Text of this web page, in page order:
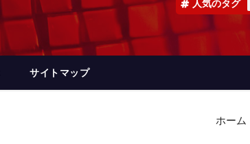
人気のタグ
サイトマップ
ホーム